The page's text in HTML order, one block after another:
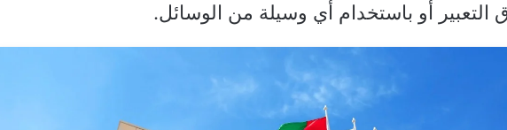
أو باستخدام أي وسيلة من الوسائل.